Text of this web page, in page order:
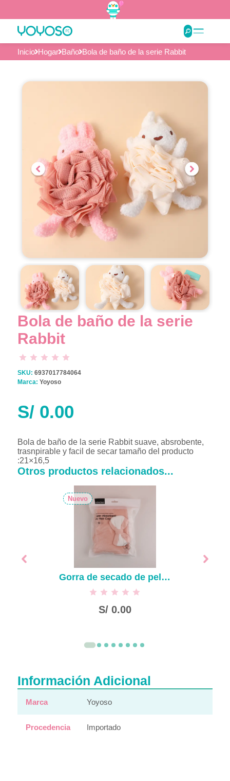
Inicio Hogar Baño Bola de baño de la serie Rabbit
…
Bola de baño de la serie
Rabbit
SKU: 6937017784064
Marca: Yoyoso
S/0.00
Bola de baño de la serie Rabbit suave, absrobente,
trasnpirable y facil de secar tamaño del producto
:21×16,5
Otros productos relacionados...
Nuevo
Gorra de secado de pelo de ala blanca simple
S/0.00
Información Adicional
Marca Yoyoso
Procedencia Importado